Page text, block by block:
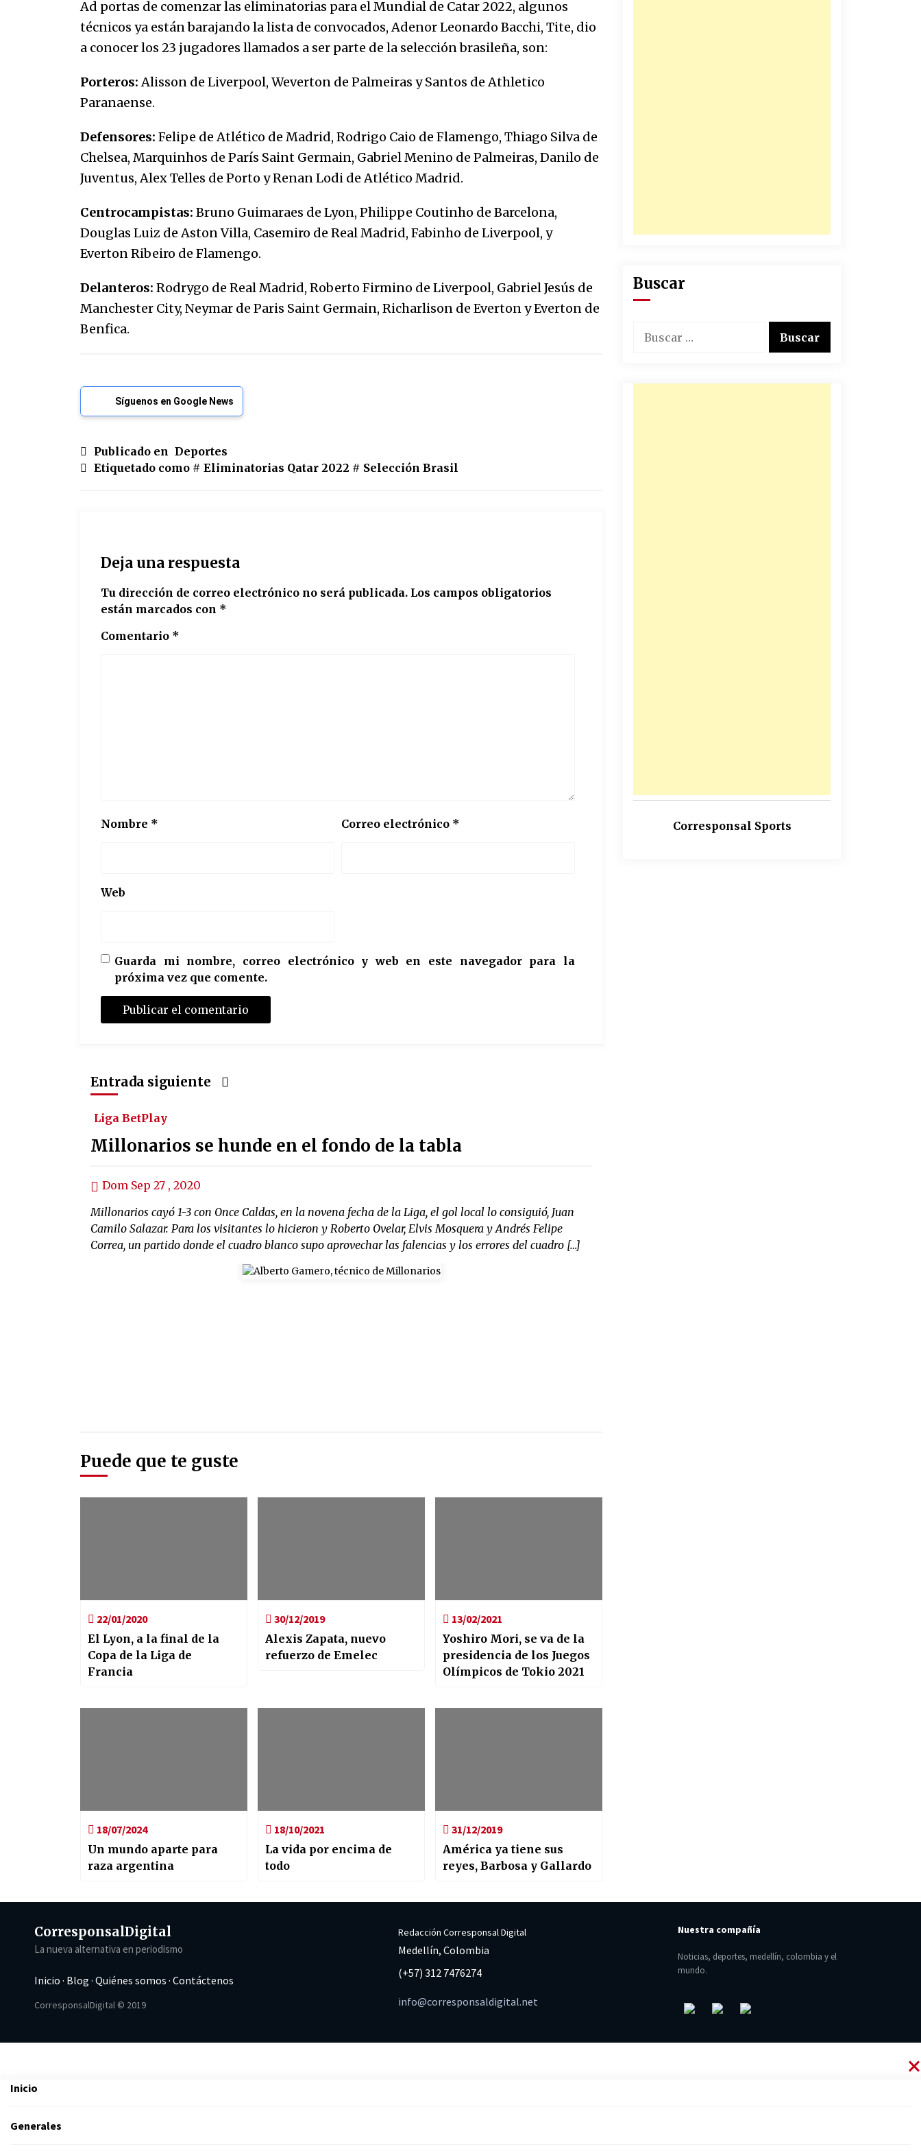
07/01/2026
Que sea un hecho el decreto que
El aumento del mínimo causa
31/12/2025
Ad portas de comenzar las eliminatorias para el Mundial de Catar 2022, algunos
técnicos ya están barajando la lista de convocados, Adenor Leonardo Bacchi, Tite, dio
a conocer los 23 jugadores llamados a ser parte de la selección brasileña, son:
Porteros:Alisson de Liverpool, Weverton de Palmeiras y Santos de Athletico
Paranaense.
Defensores: Felipe de Atlético de Madrid, Rodrigo Caio de Flamengo, Thiago Silva de
Chelsea, Marquinhos de París Saint Germain, Gabriel Menino de Palmeiras, Danilo de
Juventus, Alex Telles de Porto y Renan Lodi de Atlético Madrid.
Centrocampistas: Bruno Guimaraes de Lyon, Philippe Coutinho de Barcelona,
Douglas Luiz de Aston Villa, Casemiro de Real Madrid, Fabinho de Liverpool, y
Everton Ribeiro de Flamengo.
Delanteros: Rodrygo de Real Madrid, Roberto Firmino de Liverpool, Gabriel Jesús de
Manchester City, Neymar de Paris Saint Germain, Richarlison de Everton y Everton de
Benfica.
Síguenos en Google News
Publicado en Deportes
Etiquetado como # Eliminatorias Qatar 2022 # Selección Brasil
Deja una respuesta
Tu dirección de correo electrónico no será publicada. Los campos obligatorios
están marcados con *
Comentario *
Nombre * Correo electrónico *
Web
Guarda mi nombre, correo electrónico y web en este navegador para la
próxima vez que comente.
Entrada siguiente
Liga BetPlay
Millonarios se hunde en el fondo de la tabla
Dom Sep 27 , 2020
Millonarios cayó 1-3 con Once Caldas, en la novena fecha de la Liga, el gol local lo consiguió, Juan
Camilo Salazar. Para los visitantes lo hicieron y Roberto Ovelar, Elvis Mosquera y Andrés Felipe
Correa, un partido donde el cuadro blanco supo aprovechar las falencias y los errores del cuadro […]
Puede que te guste
22/01/2020
El Lyon, a la final de la
Copa de la Liga de
Francia
30/12/2019
Alexis Zapata, nuevo
refuerzo de Emelec
13/02/2021
Yoshiro Mori, se va de la
presidencia de los Juegos
Olímpicos de Tokio 2021
18/07/2024
Un mundo aparte para
raza argentina
18/10/2021
La vida por encima de
todo
31/12/2019
América ya tiene sus
reyes, Barbosa y Gallardo
Buscar
Corresponsal Sports
CorresponsalDigital
La nueva alternativa en periodismo
Inicio · Blog · Quiénes somos · Contáctenos
CorresponsalDigital © 2019
Redacción Corresponsal Digital
Medellín, Colombia
(+57) 312 7476274
info@corresponsaldigital.net
Nuestra compañía
Noticias, deportes, medellín, colombia y el
mundo.
Inicio
Generales